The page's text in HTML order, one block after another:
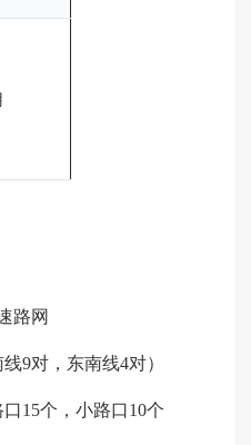
路网
9对，东南线4对）
15个，小路口10个